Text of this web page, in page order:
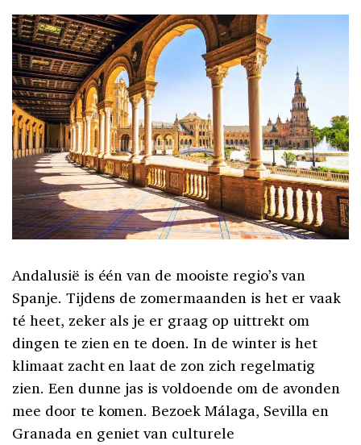
Andalusië is één van de mooiste regio’s van
Spanje. Tijdens de zomermaanden is het er vaak
té heet, zeker als je er graag op uittrekt om
dingen te zien en te doen. In de winter is het
klimaat zacht en laat de zon zich regelmatig
zien. Een dunne jas is voldoende om de avonden
mee door te komen. Bezoek Málaga, Sevilla en
Granada en geniet van culturele